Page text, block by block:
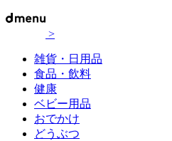
>
雑貨・日用品
食品・飲料
健康
ベビー用品
おでかけ
どうぶつ